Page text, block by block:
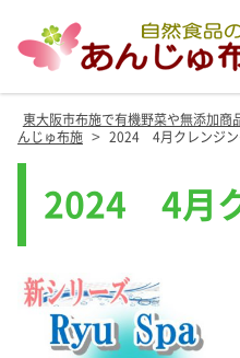
東大阪市布施で有機野菜や無添加
んじゅ布施
> 2024 4月クレンジン
2024 4月
Site
Footer